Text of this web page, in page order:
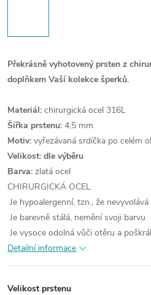
Překrásně vyhotovený prsten z
doplňkem Vaší kolekce šperků.
Materiál: chirurgická ocel 316L
Šířka prstenu: 4,5 mm
Motiv: vyřezávaná srdíčka po celém
Velikost: dle výběru
Barva: zlatá ocel
CHIRURGICKÁ OCEL
Je hypoalergenní, tzn., že
Je barevně stálá, nemění svoji barvu
Je vysoce odolná vůči otěru a
Detailní informace
Velikost prstenu